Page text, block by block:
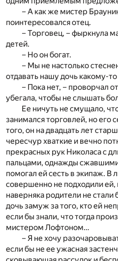
– А как же мистер
поинтересовался отец.
– Торговец, – фыркнула
детей.
– Но он богат.
– Мы не настолько
отдавать нашу дочь какому-
– Пока нет, – проворчал
убегала, чтобы не слышать
Ее ничуть не смущало,
занимался торговлей, но
того, он на двадцать лет
чересчур хваткие и вечно
прекрасных рук Николаса с
пальцами, однажды сжавшими
помогал ей сесть в экипаж. В
совершенно не подходили
наверняка родители не
дочь замуж за того, кто ей
если бы знали, что тогда
мистером Лофтоном…
– Я не хочу
если бы не ее ужасная